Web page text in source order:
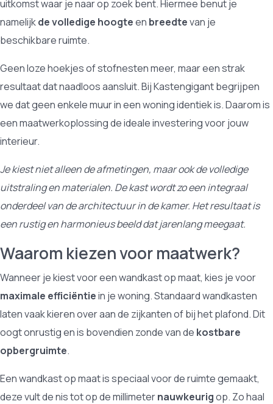
uitkomst waar je naar op zoek bent. Hiermee benut je
namelijkde volledige hoogteen breedtevan je
beschikbare ruimte.
Geen loze hoekjes of stofnesten meer, maar een strak
resultaat dat naadloos aansluit. Bij Kastengigant begrijpen
we dat geen enkele muur in een woning identiek is. Daarom is
een maatwerkoplossing de ideale investering voor jouw
interieur.
Je kiest niet alleen de afmetingen, maar ook de volledige
uitstraling en materialen. De kast wordt zo een integraal
onderdeel van de architectuur in de kamer. Het resultaat is
een rustig en harmonieus beeld dat jarenlang meegaat.
Waarom kiezen voor maatwerk?
Wanneer je kiest voor een wandkast op maat, kies je voor
maximale efficiëntiein je woning. Standaard wandkasten
laten vaak kieren over aan de zijkanten of bij het plafond. Dit
oogt onrustig en is bovendien zonde van de kostbare
opbergruimte.
Een wandkast op maat is speciaal voor de ruimte gemaakt,
deze vult de nis tot op de millimeternauwkeurigop. Zo haal